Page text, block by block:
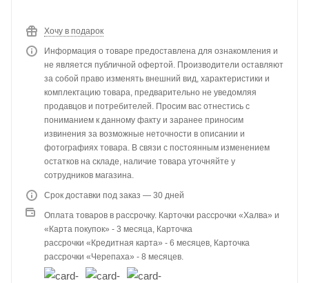
Хочу в подарок
Информация о товаре предоставлена для ознакомления и
не является публичной офертой. Производители оставляют
за собой право изменять внешний вид, характеристики и
комплектацию товара, предварительно не уведомляя
продавцов и потребителей. Просим вас отнестись с
пониманием к данному факту и заранее приносим
извинения за возможные неточности в описании и
фотографиях товара. В связи с постоянным изменением
остатков на складе, наличие товара уточняйте у
сотрудников магазина.
Срок доставки под заказ — 30 дней
Оплата товаров в рассрочку. Карточки рассрочки «Халва» и
«Карта покупок» - 3 месяца, Карточка
рассрочки «Кредитная карта» - 6 месяцев, Карточка
рассрочки «Черепаха» - 8 месяцев.